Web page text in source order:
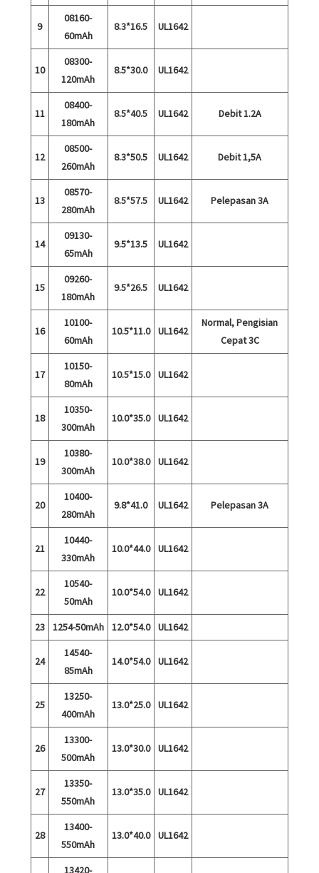
9
08160-
60mAh
8.3*16.5 UL1642
10
08300-
120mAh
8.5*30.0 UL1642
11
08400-
180mAh
8.5*40.5 UL1642 Debit 1.2A
12
08500-
260mAh
8.3*50.5 UL1642 Debit 1,5A
13
08570-
280mAh
8.5*57.5 UL1642 Pelepasan 3A
14
09130-
65mAh
9.5*13.5 UL1642
15
09260-
180mAh
9.5*26.5 UL1642
16
10100-
60mAh
10.5*11.0 UL1642
Normal, Pengisian
Cepat 3C
17
10150-
80mAh
10.5*15.0 UL1642
18
10350-
300mAh
10.0*35.0 UL1642
19
10380-
300mAh
10.0*38.0 UL1642
20
10400-
280mAh
9.8*41.0 UL1642 Pelepasan 3A
21
10440-
330mAh
10.0*44.0 UL1642
22
10540-
50mAh
10.0*54.0 UL1642
23 1254-50mAh 12.0*54.0 UL1642
24
14540-
85mAh
14.0*54.0 UL1642
25
13250-
400mAh
13.0*25.0 UL1642
26
13300-
500mAh
13.0*30.0 UL1642
27
13350-
550mAh
13.0*35.0 UL1642
28
13400-
550mAh
13.0*40.0 UL1642
13420-